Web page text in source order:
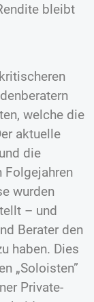
bleibt
welche die
aktuelle
die
Folgejahren
wurden
– und
Berater den
haben. Dies
„Soloisten”
Private-